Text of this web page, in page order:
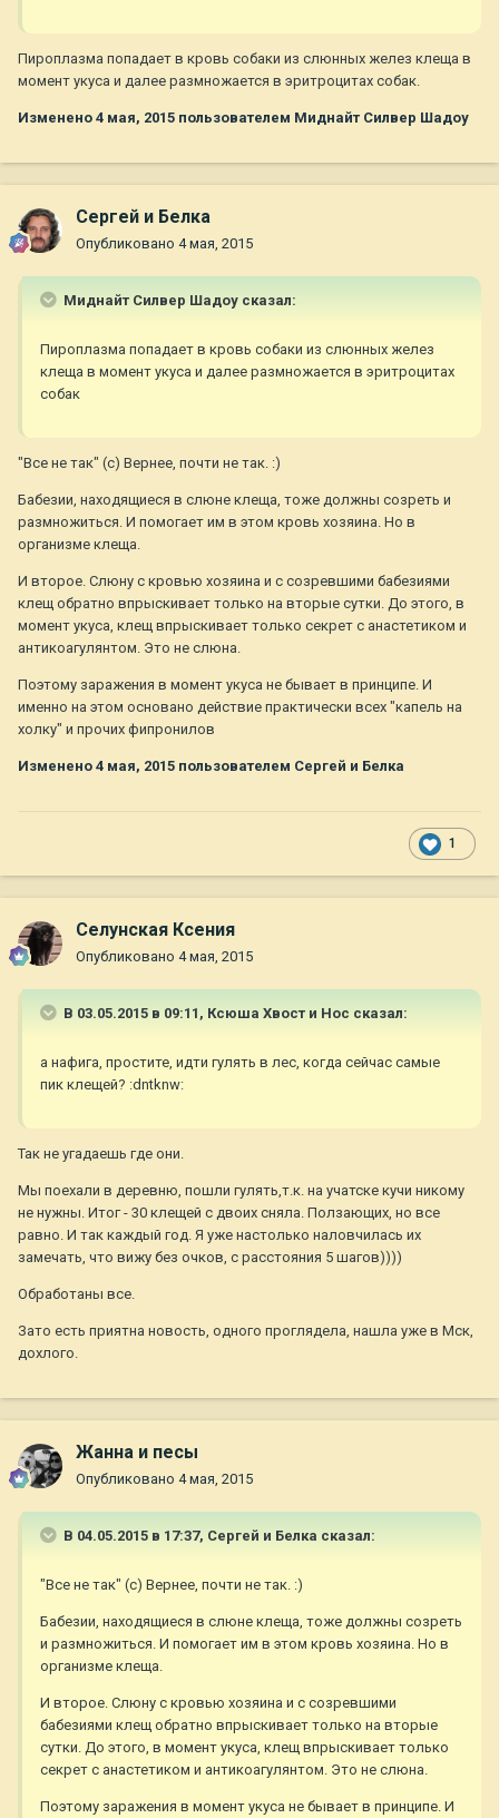
Пироплазма попадает в кровь собаки из слюнных желез клеща в
момент укуса и далее размножается в эритроцитах собак.
Изменено 4 мая, 2015 пользователем Миднайт Силвер Шадоу
Сергей и Белка
Опубликовано 4 мая, 2015
Миднайт Силвер Шадоу сказал:
Пироплазма попадает в кровь собаки из слюнных желез
клеща в момент укуса и далее размножается в эритроцитах
собак
"Все не так" (с) Вернее, почти не так. :)
Бабезии, находящиеся в слюне клеща, тоже должны созреть и
размножиться. И помогает им в этом кровь хозяина. Но в
организме клеща.
И второе. Слюну с кровью хозяина и с созревшими бабезиями
клещ обратно впрыскивает только на вторые сутки. До этого, в
момент укуса, клещ впрыскивает только секрет с анастетиком и
антикоагулянтом. Это не слюна.
Поэтому заражения в момент укуса не бывает в принципе. И
именно на этом основано действие практически всех "капель на
холку" и прочих фипронилов
Изменено 4 мая, 2015 пользователем Сергей и Белка
1
Селунская Ксения
Опубликовано 4 мая, 2015
В 03.05.2015 в 09:11, Ксюша Хвост и Нос сказал:
а нафига, простите, идти гулять в лес, когда сейчас самые
пик клещей? :dntknw:
Так не угадаешь где они.
Мы поехали в деревню, пошли гулять,т.к. на учатске кучи никому
не нужны. Итог - 30 клещей с двоих сняла. Ползающих, но все
равно. И так каждый год. Я уже настолько наловчилась их
замечать, что вижу без очков, с расстояния 5 шагов))))
Обработаны все.
Зато есть приятна новость, одного проглядела, нашла уже в Мск,
дохлого.
Жанна и песы
Опубликовано 4 мая, 2015
В 04.05.2015 в 17:37, Сергей и Белка сказал:
"Все не так" (с) Вернее, почти не так. :)
Бабезии, находящиеся в слюне клеща, тоже должны созреть
и размножиться. И помогает им в этом кровь хозяина. Но в
организме клеща.
И второе. Слюну с кровью хозяина и с созревшими
бабезиями клещ обратно впрыскивает только на вторые
сутки. До этого, в момент укуса, клещ впрыскивает только
секрет с анастетиком и антикоагулянтом. Это не слюна.
Поэтому заражения в момент укуса не бывает в принципе. И